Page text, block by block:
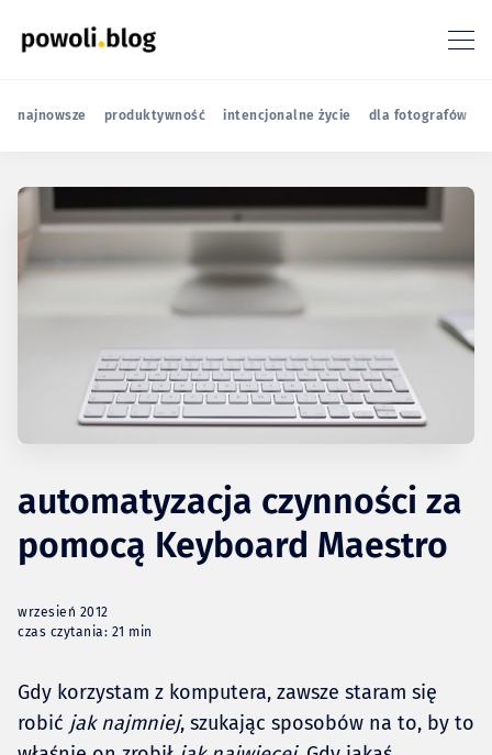
najnowsze produktywność intencjonalne życie dla fotografów
automatyzacja czynności za
pomocą Keyboard Maestro
wrzesień 2012
czas czytania: 21 min
Gdy korzystam z komputera, zawsze staram się
robić jak najmniej, szukając sposobów na to, by to